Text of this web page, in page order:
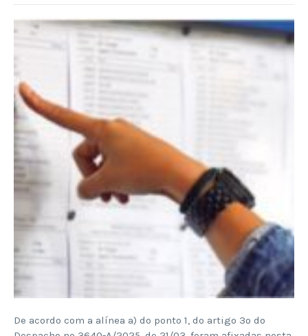
De acordo com a alínea a) do ponto 1, do artigo 3º do